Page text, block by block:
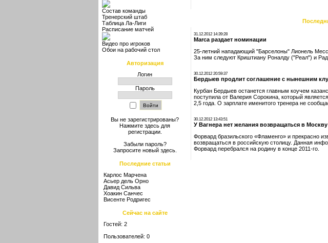
Состав команды
Тренерский штаб
Таблица Ла-Лиги
Расписание матчей
Видео про игроков
Обои на рабочий стол
Авторизация
Логин
Пароль
Вы не зарегистрированы?
Нажмите здесь для
регистрации.
Забыли пароль?
Запросите новый здесь.
Последние статьи
Карлос Марчена
Асьер дель Орно
Давид Сильва
Хоакин Санчес
Висенте Родригес
Сейчас на сайте
Гостей: 2
Пользователей: 0
31.12.2012 14:39:28
Marca раздает номинации
25-летний нападающий "Барселоны" Лионель
За ним следуют Криштиану Роналду ("Реал") и
30.12.2012 20:59:37
Бердыев продлит соглашение с нынешним
Курбан Бердыев останется главным коучем
поступила от Валерия Сорокина, который
2,5 года. О зарплате именитого тренера не
30.12.2012 13:43:51
У Вагнера нет желания возвращаться в Москву
Форвард бразильского «Фламенго» и прекрасно
возвращаться в российскую столицу. Данная
Форвард перебрался на родину в конце 2011-го.